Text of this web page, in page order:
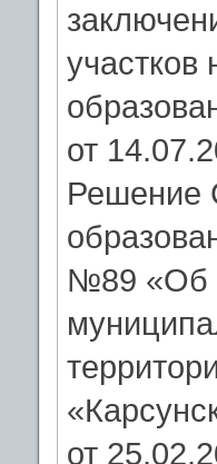
участков
от
Решение
№89 «Об
от